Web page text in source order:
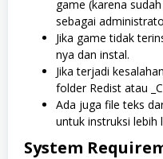
game (karena
sebagai
Jika game tidak
nya dan instal.
Jika terjadi
folder Redist atau
Ada juga file teks
untuk instruksi lebih
System